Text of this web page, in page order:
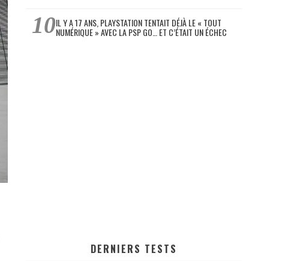
IL Y A 17 ANS, PLAYSTATION TENTAIT DÉJÀ LE « TOUT
NUMÉRIQUE » AVEC LA PSP GO… ET C’ÉTAIT UN ÉCHEC
DERNIERS TESTS